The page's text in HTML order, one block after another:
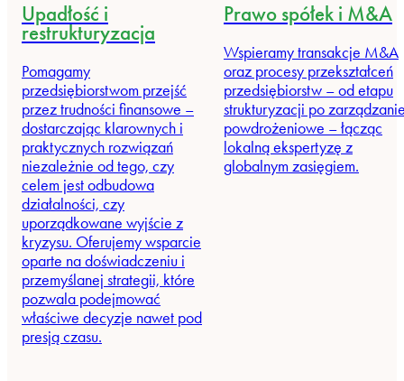
Upadłość i
restrukturyzacja
Pomagamy
przedsiębiorstwom przejść
przez trudności finansowe –
dostarczając klarownych i
praktycznych rozwiązań
niezależnie od tego, czy
celem jest odbudowa
działalności, czy
uporządkowane wyjście z
kryzysu. Oferujemy wsparcie
oparte na doświadczeniu i
przemyślanej strategii, które
pozwala podejmować
właściwe decyzje nawet pod
presją czasu.
Prawo spółek i M&A
Wspieramy transakcje M&A
oraz procesy przekształceń
przedsiębiorstw – od etapu
strukturyzacji po
powdrożeniowe – łącząc
lokalną ekspertyzę z
globalnym zasięgiem.